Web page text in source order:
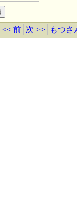
<< 前 次 >> もつさ